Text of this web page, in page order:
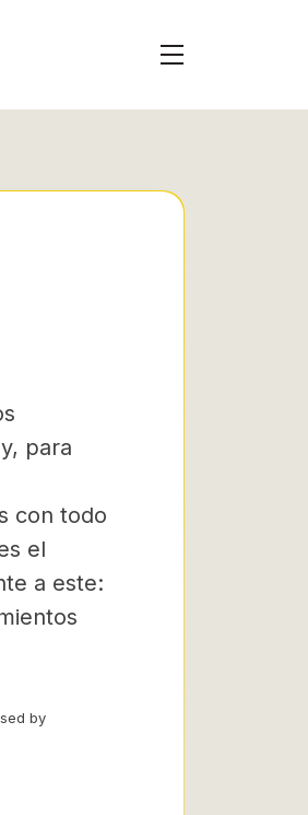
para
con todo
el
a este:
by